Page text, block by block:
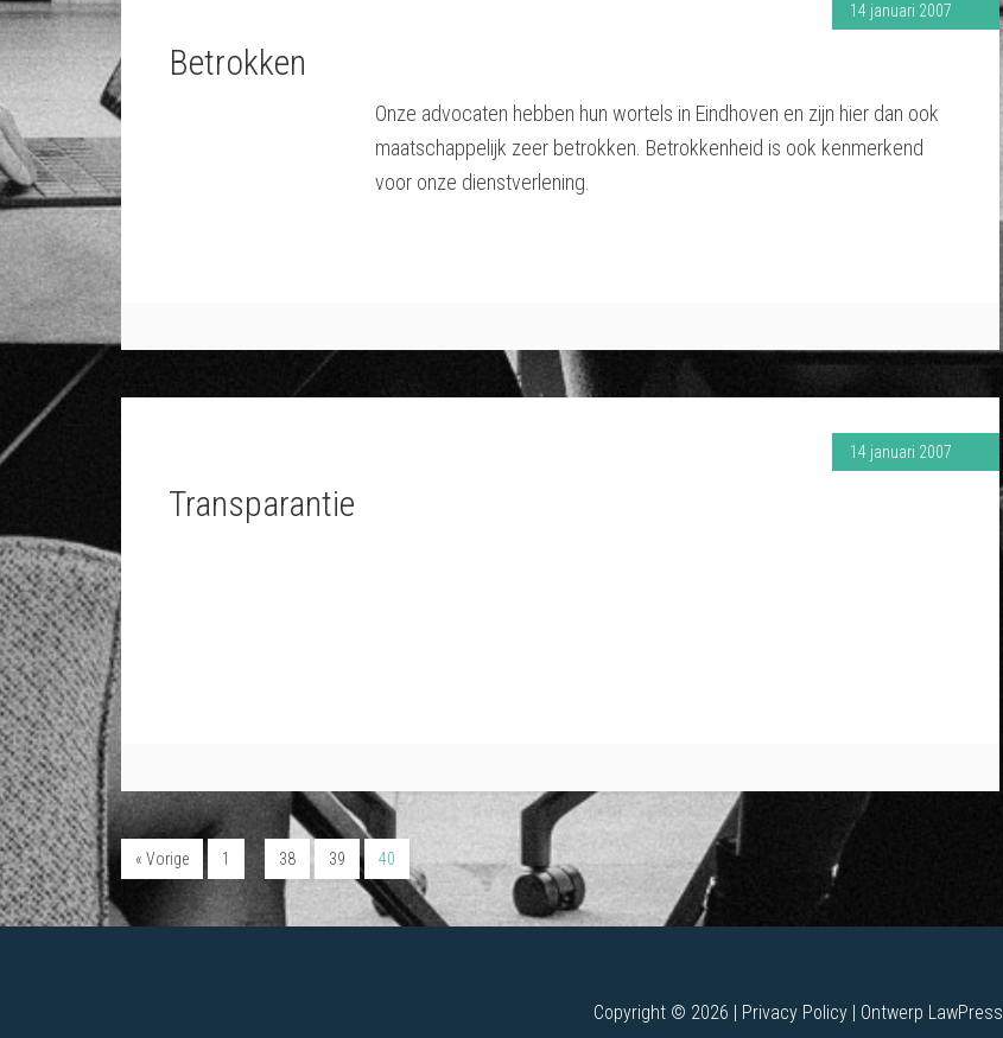
14 januari 2007
Betrokken
Onze advocaten hebben hun wortels in Eindhoven en zijn hier dan ook
maatschappelijk zeer betrokken. Betrokkenheid is ook kenmerkend
voor onze dienstverlening.
14 januari 2007
Transparantie
« Vorige 1 … 38 39 40
Copyright © 2026 | Privacy Policy| Ontwerp LawPress